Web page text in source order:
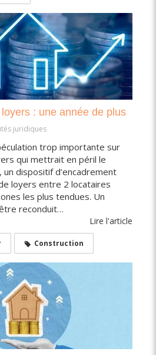
: une année de plus
juridiques
trop importante sur
qui mettrait en péril le
dispositif d’encadrement
loyers entre 2 locataires
les plus tendues. Un
reconduit…
Lire l'article
Construction